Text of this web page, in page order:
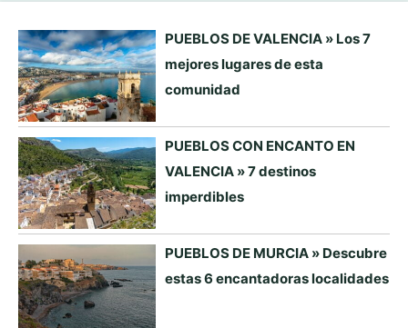
PUEBLOS DE VALENCIA » Los 7
mejores lugares de esta
comunidad
PUEBLOS CON ENCANTO EN
VALENCIA » 7 destinos
imperdibles
PUEBLOS DE MURCIA » Descubre
estas 6 encantadoras localidades